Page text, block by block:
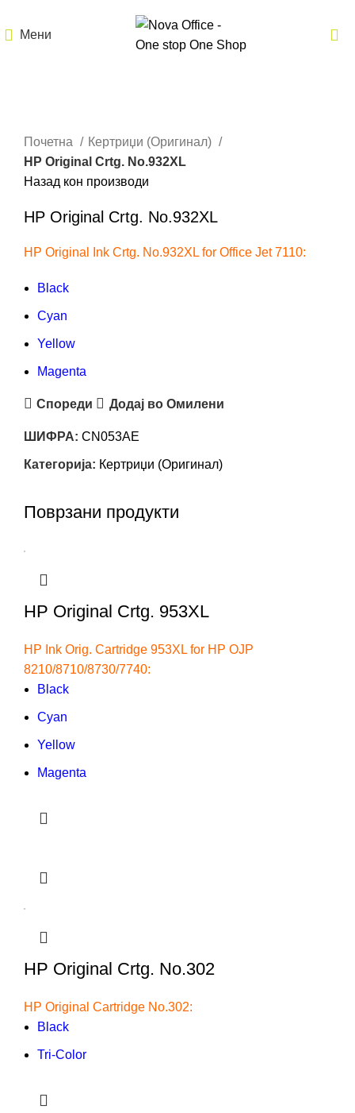
Мени
Почетна
Кертриџи (Оригинал)
HP Original Crtg. No.932XL
Назад кон производи
HP Original Crtg. No.932XL
HP Original Ink Crtg. No.932XL for Office Jet 7110:
Black
Cyan
Yellow
Magenta
Спореди Додај во Омилени
ШИФРА: CN053AE
Категорија: Кертриџи (Оригинал)
Поврзани продукти
HP Original Crtg. 953XL
HP Ink Orig. Cartridge 953XL for HP OJP
8210/8710/8730/7740:
Black
Cyan
Yellow
Magenta
HP Original Crtg. No.302
HP Original Cartridge No.302:
Black
Tri-Color